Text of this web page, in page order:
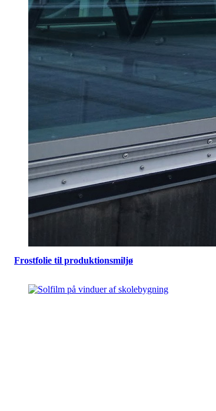
Frostfolie til produktionsmiljø